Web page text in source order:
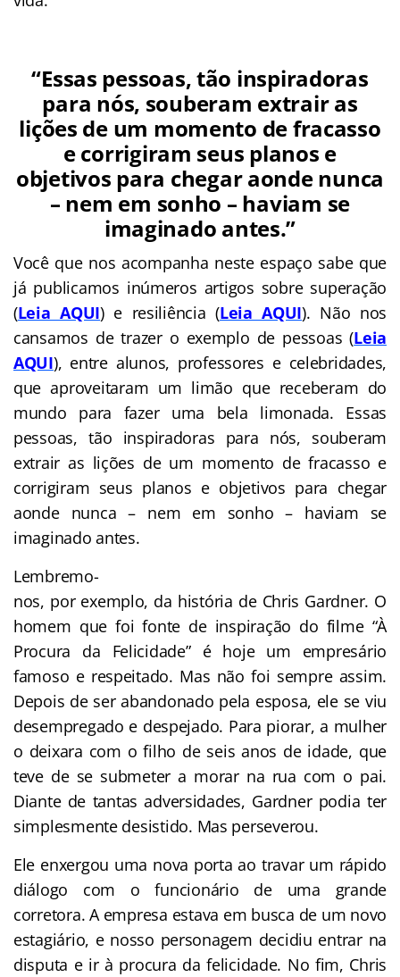
“Essas pessoas, tão inspiradoras
para nós, souberam extrair as
lições de um momento de fracasso
e corrigiram seus planos e
objetivos para chegar aonde nunca
– nem em sonho – haviam se
imaginado antes.”
Você que nos acompanha neste espaço sabe que
já publicamos inúmeros artigos sobre superação
(Leia AQUI) e resiliência (Leia AQUI). Não nos
cansamos de trazer o exemplo de pessoas (Leia
AQUI), entre alunos, professores e celebridades,
que aproveitaram um limão que receberam do
mundo para fazer uma bela limonada. Essas
pessoas, tão inspiradoras para nós, souberam
extrair as lições de um momento de fracasso e
corrigiram seus planos e objetivos para chegar
aonde nunca – nem em sonho – haviam se
imaginado antes.
Lembremo-
nos, por exemplo, da história de Chris Gardner. O
homem que foi fonte de inspiração do filme “À
Procura da Felicidade” é hoje um empresário
famoso e respeitado. Mas não foi sempre assim.
Depois de ser abandonado pela esposa, ele se viu
desempregado e despejado. Para piorar, a mulher
o deixara com o filho de seis anos de idade, que
teve de se submeter a morar na rua com o pai.
Diante de tantas adversidades, Gardner podia ter
simplesmente desistido. Mas perseverou.
Ele enxergou uma nova porta ao travar um rápido
diálogo com o funcionário de uma grande
corretora. A empresa estava em busca de um novo
estagiário, e nosso personagem decidiu entrar na
disputa e ir à procura da felicidade. No fim, Chris